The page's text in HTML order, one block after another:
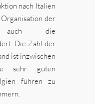
nach Italien
der
auch die
Die Zahl der
ist inzwischen
sehr guten
führen zu